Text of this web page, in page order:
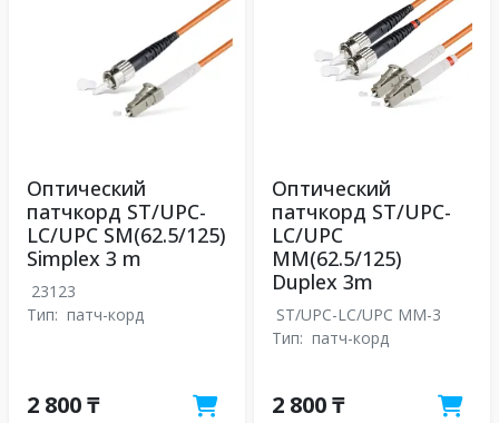
Оптический
патчкорд ST/UPC-
LC/UPC SM(62.5/125)
Simplex 3 m
23123
Тип: патч-корд
2 800 ₸
Оптический
патчкорд ST/UPC-
LC/UPC
MM(62.5/125)
Duplex 3m
ST/UPC-LC/UPC MM-3
Тип: патч-корд
2 800 ₸